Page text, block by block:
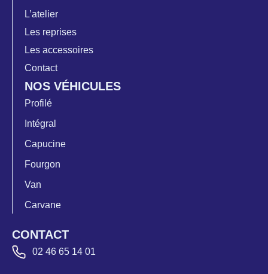
L’atelier
Les reprises
Les accessoires
Contact
NOS VÉHICULES
Profilé
Intégral
Capucine
Fourgon
Van
Carvane
CONTACT
02 46 65 14 01